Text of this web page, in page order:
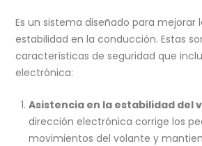
Es un sistema diseñado para mejorar
estabilidad en la conducción. Estas
características de seguridad que
electrónica:
Asistencia en la estabilidad del
dirección electrónica corrige los
movimientos del volante y